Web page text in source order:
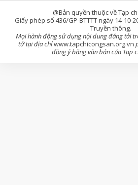
@Bản quyền thuộc về Tạp
Giấy phép số 436/GP-BTTTT ngày 14-10-
Truyền thông.
Mọi hành động sử dụng nội dung đăng tải
tử tại địa chỉwww.tapchicongsan.org.vn
đồng ý bằng văn bản của Tạp